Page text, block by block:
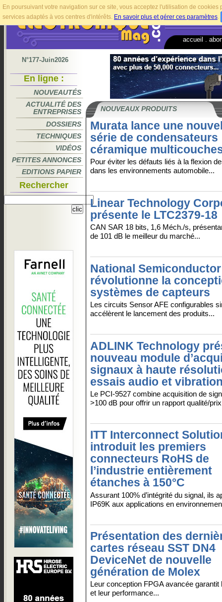
En poursuivant votre navigation sur ce site, vous acceptez l'utilisation de
services adaptés à vos centres d'intérêts. En savoir plus et gérer ces paramètres.
accueil
N°177-Juin2026
En ligne :
NOUVEAUTÉS
ACTUALITÉ DES
ENTREPRISES
DOSSIERS
TECHNIQUES
VIDÉOS
PETITES ANNONCES
EDITIONS PAPIER
Rechercher
NOUVEAUX PRODUITS
Murata lance une
série de condensateurs
céramique
Pour éviter les défauts liés à la flexion
dans les environnements automobile...
Linear Technology
présente le LTC2379-18
CAN SAR 18 bits, 1,6 Méch./s,
de 101 dB le meilleur du marché...
National Semiconductor
révolutionne la
systèmes de capteurs
Les circuits Sensor AFE configurables
accélèrent le lancement des produits...
ADLINK Technology
nouveau module
signaux à haute
essais audio et
Le PCI-9527 combine acquisition de
>100 dB pour offrir un rapport qualité/
ITT Interconnect
introduit les premiers
connecteurs RoHS de
l’industrie entièrement
étanches à 150°C
Assurant 100% d’intégrité du signal, ils
IP69K aux applications en
Présentation des
cartes réseau SST DN4
DeviceNet de nouvelle
génération de Molex
Leur conception FPGA avancée garantit
et leur performance...